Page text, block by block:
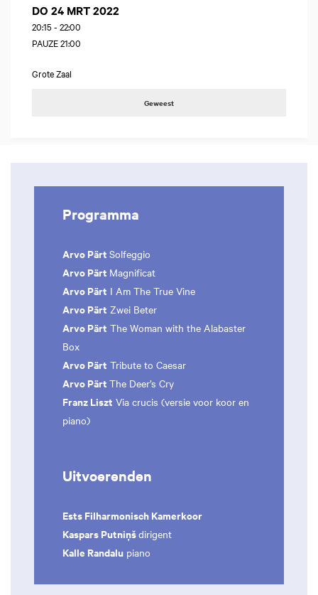
DO 24 MRT 2022
20:15 - 22:00
PAUZE 21:00
Grote Zaal
Geweest
Programma
Arvo Pärt Solfeggio
Arvo Pärt Magnificat
Arvo Pärt I Am The True Vine
Arvo Pärt Zwei Beter
Arvo Pärt The Woman with the Alabaster
Box
Arvo Pärt Tribute to Caesar
Arvo Pärt The Deer’s Cry
Franz Liszt Via crucis (versie voor koor en
piano)
Uitvoerenden
Ests Filharmonisch Kamerkoor
Kaspars Putniņšdirigent
Kalle Randalu piano